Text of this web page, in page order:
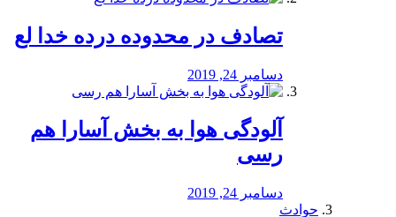
تصادف در محدوده درده خدا لع
دسامبر 24, 2019
آلودگی هوا به بخش آسارا هم
رسی
دسامبر 24, 2019
حوادث